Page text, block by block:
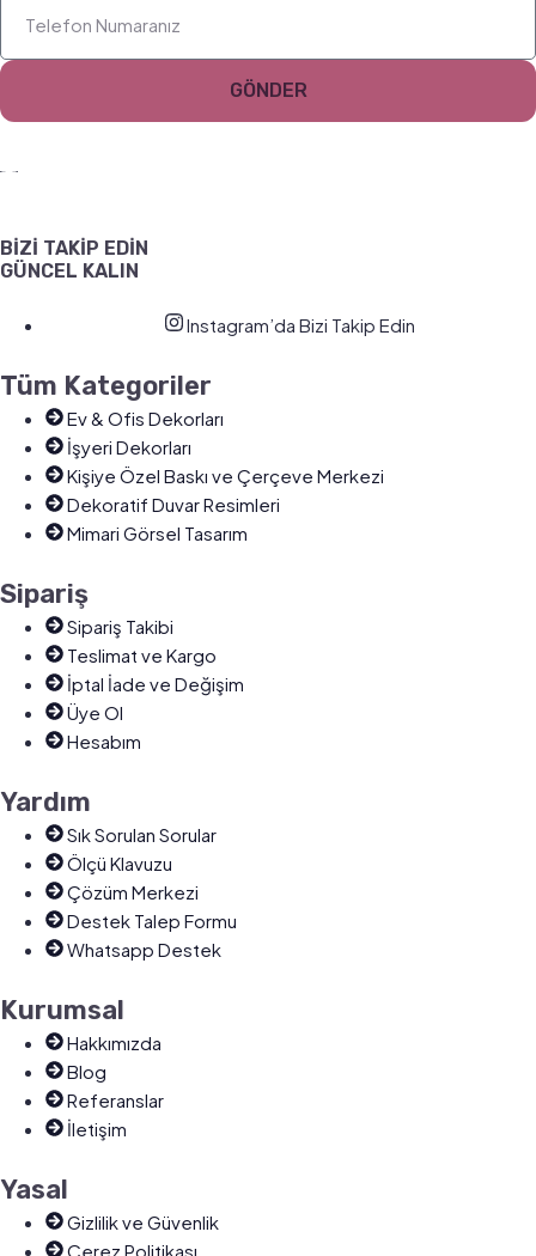
GÖNDER
BİZİ TAKİP EDİN
GÜNCEL KALIN
Instagram’da Bizi Takip Edin
Tüm Kategoriler
Ev & Ofis Dekorları
İşyeri Dekorları
Kişiye Özel Baskı ve Çerçeve Merkezi
Dekoratif Duvar Resimleri
Mimari Görsel Tasarım
Sipariş
Sipariş Takibi
Teslimat ve Kargo
İptal İade ve Değişim
Üye Ol
Hesabım
Yardım
Sık Sorulan Sorular
Ölçü Klavuzu
Çözüm Merkezi
Destek Talep Formu
Whatsapp Destek
Kurumsal
Hakkımızda
Blog
Referanslar
İletişim
Yasal
Gizlilik ve Güvenlik
Çerez Politikası